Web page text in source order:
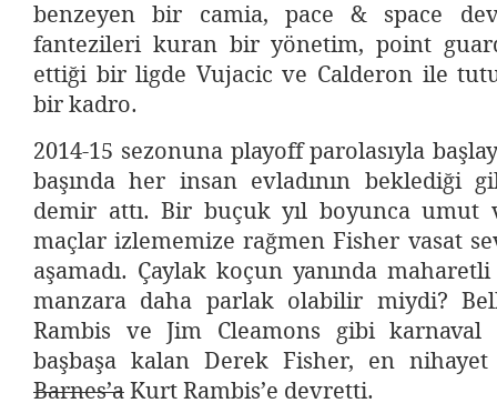
benzeyen bir camia, pace & space
fantezileri kuran bir yönetim, point
ettiği bir ligde Vujacic ve Calderon ile
bir kadro.
2014-15 sezonuna playoff parolasıyla
başında her insan evladının beklediği
demir attı. Bir buçuk yıl boyunca umut
maçlar izlememize rağmen Fisher vasat
aşamadı. Çaylak koçun yanında
manzara daha parlak olabilir miydi?
Rambis ve Jim Cleamons gibi karnaval
başbaşa kalan Derek Fisher, en
Barnes’a Kurt Rambis’e devretti.